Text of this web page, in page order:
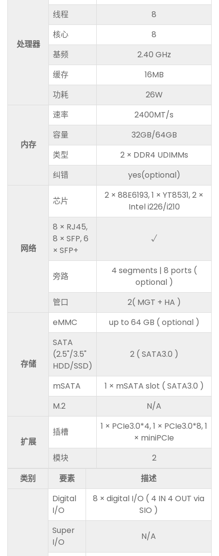
处理器
线程
8
核心
8
基频
2.40 GHz
缓存
16MB
功耗
26W
内存
速率
2400MT/s
容量
32GB/64GB
类型
2 × DDR4 UDIMMs
纠错
yes(optional)
网络
芯片
2 × 88E6193, 1 × YT8531, 2 ×
Intel i226/i210
8 × RJ45,
8 × SFP, 6
× SFP+
√
旁路
4 segments | 8 ports (
optional )
管口
2( MGT + HA )
存储
eMMC
up to 64 GB ( optional )
SATA
(2.5"/3.5"
HDD/SSD)
2 ( SATA3.0 )
mSATA
1 × mSATA slot ( SATA3.0 )
M.2
N/A
扩展
插槽
1 × PCIe3.0*4, 1 × PCIe3.0*8, 1
× miniPCIe
模块
2
类别
要素 描述
Digital
I/O
8 × digital I/O ( 4 IN 4 OUT via
SIO )
Super
I/O
N/A